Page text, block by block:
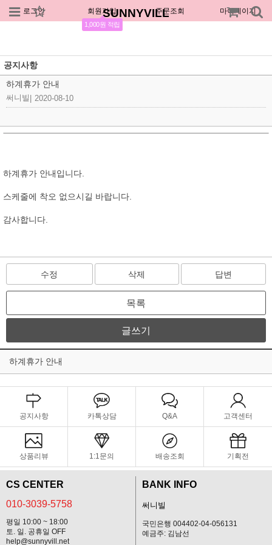
로그인 회원가입
1,000원 적립
주문조회 마이페이지
SUNNYVILL
공지사항
하계휴가 안내
써니빌 2020-08-10
하계휴가 안내입니다.
스케줄에 착오 없으시길 바랍니다.
감사합니다.
수정 삭제 답변
목록
글쓰기
하계휴가 안내
공지사항 카톡상담 Q&A 고객센터
상품리뷰 1:1문의 배송조회 기획전
CS CENTER
010-3039-5758
평일 10:00 ~ 18:00
토. 일. 공휴일 OFF
help@sunnyvill.net
BANK INFO
써니빌
국민은행 004402-04-056131
예금주: 김남선